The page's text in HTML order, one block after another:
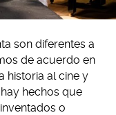
son diferentes a
de acuerdo en
historia al cine y
hechos que
o